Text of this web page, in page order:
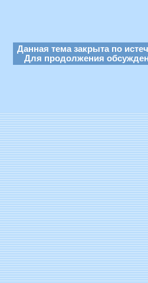
Данная тема закрыта по
Для продолжения